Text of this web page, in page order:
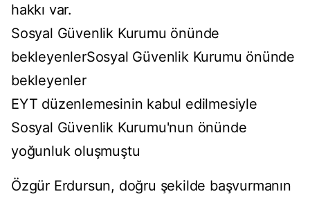
hakkı var.
Sosyal Güvenlik Kurumu önünde
bekleyenlerSosyal Güvenlik Kurumu önünde
bekleyenler
EYT düzenlemesinin kabul edilmesiyle
Sosyal Güvenlik Kurumu'nun önünde
yoğunluk oluşmuştu
Özgür Erdursun, doğru şekilde başvurmanın